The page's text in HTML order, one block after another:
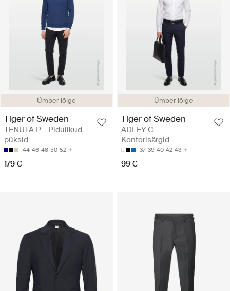
Ümber lõige
Tiger of Sweden
TENUTA P - Pidulikud
püksid
44 46 48 50 52
179 €
Ümber lõige
Tiger of Sweden
ADLEY C -
Kontorisärgid
37 39 40 42 43
99 €